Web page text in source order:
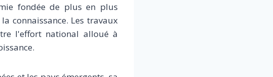
fondée de plus en plus
connaissance. Les travaux
l'effort national alloué à